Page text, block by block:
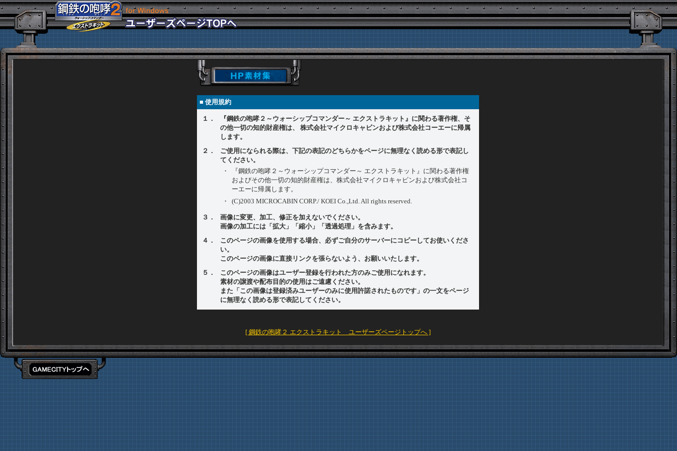
■ 使用規約
１．
『鋼鉄の咆哮２～ウォーシップコマンダー～ エクストラキット』に関わる著作権、そ
の他一切の知的財産権は、 株式会社マイクロキャビンおよび株式会社コーエーに帰属
します。
２．
ご使用になられる際は、下記の表記のどちらかをページに無理なく読める形で表記し
てください。
・
『鋼鉄の咆哮２～ウォーシップコマンダー～ エクストラキット』に関わる著作権
およびその他一切の知的財産権は、株式会社マイクロキャビンおよび株式会社コ
ーエーに帰属します。
・
(C)2003 MICROCABIN CORP./ KOEI Co.,Ltd. All rights reserved.
３．
画像に変更、加工、修正を加えないでください。
画像の加工には「拡大」「縮小」「透過処理」を含みます。
４．
このページの画像を使用する場合、必ずご自分のサーバーにコピーしてお使いくださ
い。
このページの画像に直接リンクを張らないよう、お願いいたします。
５．
このページの画像はユーザー登録を行われた方のみご使用になれます。
素材の譲渡や配布目的の使用はご遠慮ください。
また「この画像は登録済みユーザーのみに使用許諾されたものです」の一文をページ
に無理なく読める形で表記してください。
[ 鋼鉄の咆哮２ エクストラキット ユーザーズページトップへ ]